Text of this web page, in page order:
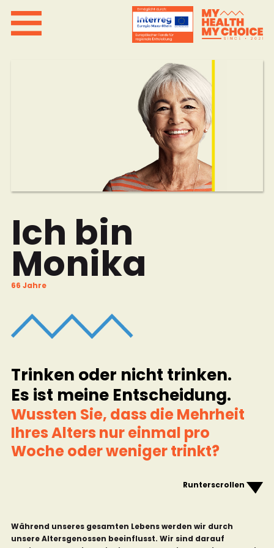
Ich bin
Monika
66 Jahre
Trinken oder nicht trinken.
Es ist meine Entscheidung.
Wussten Sie, dass die Mehrheit
Ihres Alters nur einmal pro
Woche oder weniger trinkt?
Runterscrollen
Während unseres gesamten Lebens werden wir durch
unsere Altersgenossen beeinflusst. Wir sind darauf